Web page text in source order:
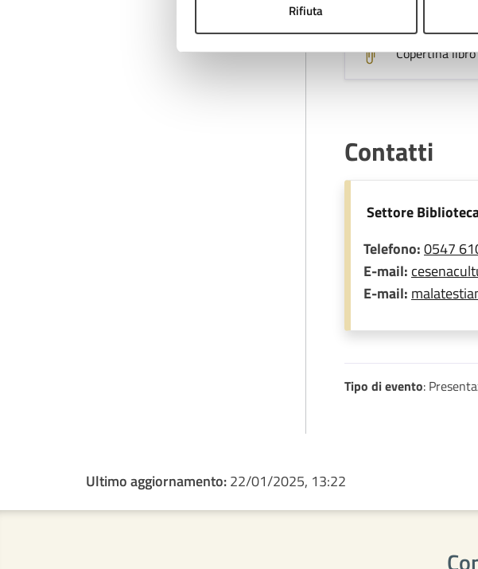
Rifiuta
Copertina libro
Contatti
Settore
Telefono:0547
E-mail:
E-mail:
Tipo di evento:
Ultimo aggiornamento:22/01/2025, 13:22